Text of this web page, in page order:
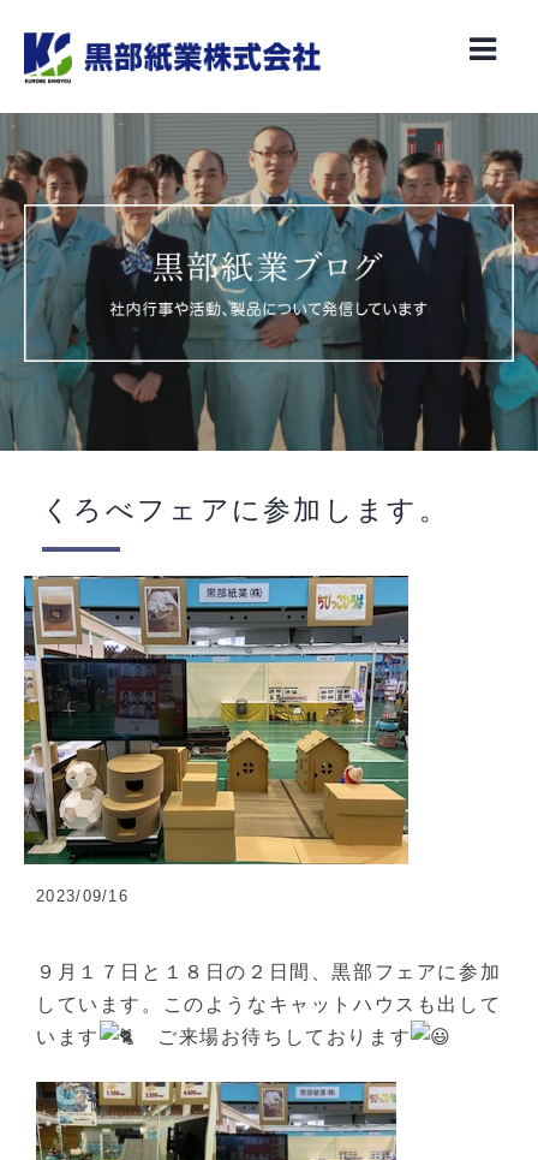
content
くろべフェアに参加します。
2023/09/16
９月１７日と１８日の２日間、黒部フェアに参加
しています。このようなキャットハウスも出して
います
ご来場お待ちしております